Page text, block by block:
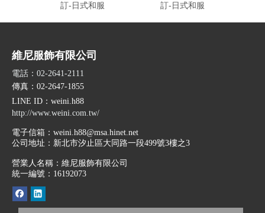
訂-日式和服 訂-日式和服
維尼服飾有限公司
電話：02-2641-2111
傳真：02-2647-1855
LINE ID ：weini.h88
http://www.weini.com.tw/
電子信箱： weini.h88@msa.hinet.net
公司地址： 新北市汐止區大同路一段499號3樓之3
營業人名稱：維尼服飾有限公司
統一編號：16192073